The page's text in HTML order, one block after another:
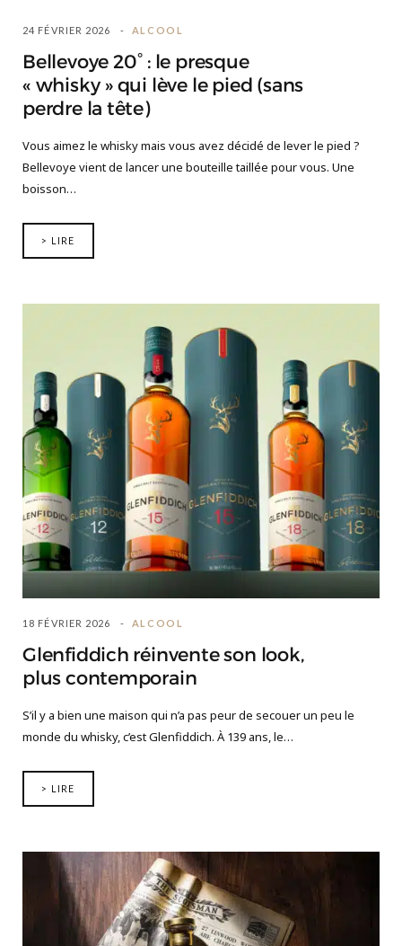
24 FÉVRIER 2026 ALCOOL
Bellevoye 20° : le presque
« whisky » qui lève le pied (sans
perdre la tête)
Vous aimez le whisky mais vous avez décidé de lever le pied ?
Bellevoye vient de lancer une bouteille taillée pour vous. Une
boisson…
> LIRE
18 FÉVRIER 2026 ALCOOL
Glenfiddich réinvente son look,
plus contemporain
S’il y a bien une maison qui n’a pas peur de secouer un peu le
monde du whisky, c’est Glenfiddich. À 139 ans, le…
> LIRE